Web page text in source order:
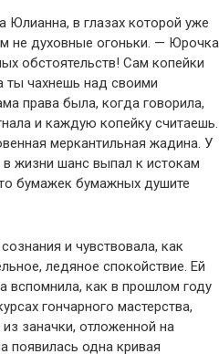
Юлианна, в глазах которой уже
не духовные огоньки. — Юрочка
обстоятельств! Сам копейки
ты чахнешь над своими
права была, когда говорила,
и каждую копейку считаешь.
меркантильная жадина. У
жизни шанс выпал к истокам
бумажек бумажных душите
и чувствовала, как
ледяное спокойствие. Ей
вспомнила, как в прошлом году
гончарного мастерства,
заначки, отложенной на
появилась одна кривая